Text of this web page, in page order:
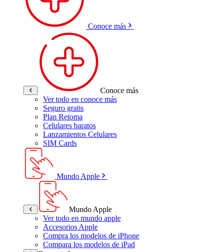
Conoce más
Conoce más
Ver todo en conoce más
Seguro gratis
Plan Retoma
Celulares baratos
Lanzamientos Celulares
SIM Cards
Mundo Apple
Mundo Apple
Ver todo en mundo apple
Accesorios Apple
Compra los modelos de iPhone
Compara los modelos de iPad